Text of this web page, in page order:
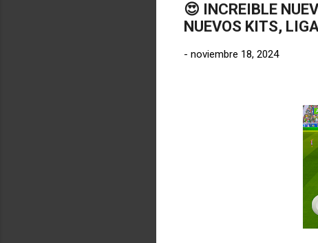
😍 INCREIBLE
NUEVOS KITS,
- noviembre 18, 2024